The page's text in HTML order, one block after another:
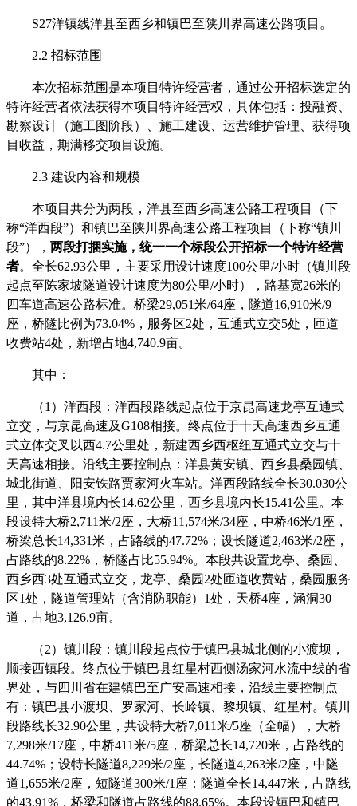
S27洋镇线洋县至西乡和镇巴至陕川界高速公路项目 。
2.2 招标范围
本次招标范围是本项目特许经营者， 通过公开招标选定的
特许经营者依法获得本项目特许经营权，具体包括：投融资、
勘察设计（施工图阶段）、施工建设、运营维护管理、获得项
目收益，期满移交项目设施。
2.3 建设内容和规模
本项目共分为两段， 洋县至西乡高速公路工程项目 （下
称“洋西段”）和镇巴至陕川界高速公路工程项目（下称“镇川
段”） ， 两段打捆实施，统一一个标段公开招标一个特许经营
者。 全长62.93公里，主要采用设计速度100公里/小时（镇川段
起点至陈家坡隧道设计速度为80公里/小时），路基宽26米的
四车道高速公路标准。桥梁29,051米/64座，隧道16,910米/9
座，桥隧比例为73.04%，服务区2处，互通式立交5处，匝道
收费站4处，新增占地4,740.9亩。
其中：
（1）洋西段：洋西段路线起点位于京昆高速龙亭互通式
立交，与京昆高速及G108相接。终点位于十天高速西乡互通
式立体交叉以西4.7公里处，新建西乡西枢纽互通式立交与十
天高速相接。沿线主要控制点：洋县黄安镇、西乡县桑园镇、
城北街道、阳安铁路贾家河火车站。洋西段路线全长30.030公
里，其中洋县境内长14.62公里，西乡县境内长15.41公里。本
段设特大桥2,711米/2座，大桥11,574米/34座，中桥46米/1座，
桥梁总长14,331米，占路线的47.72%；设长隧道2,463米/2座，
占路线的8.22%，桥隧占比55.94%。本段共设置龙亭、桑园、
西乡西3处互通式立交，龙亭、桑园2处匝道收费站，桑园服务
区1处，隧道管理站（含消防职能）1处，天桥4座，涵洞30
道，占地3,126.9亩。
（2）镇川段：镇川段起点位于镇巴县城北侧的小渡坝，
顺接西镇段。终点位于镇巴县红星村西侧汤家河水流中线的省
界处，与四川省在建镇巴至广安高速相接，沿线主要控制点
有：镇巴县小渡坝、罗家河、长岭镇、黎坝镇、红星村。镇川
段路线长32.90公里，共设特大桥7,011米/5座（全幅），大桥
7,298米/17座，中桥411米/5座，桥梁总长14,720米，占路线的
44.74%；设特长隧道8,229米/2座，长隧道4,263米/2座，中隧
道1,655米/2座，短隧道300米/1座；隧道全长14,447米，占路线
的43.91%，桥梁和隧道占路线的88.65%。本段设镇巴和镇巴